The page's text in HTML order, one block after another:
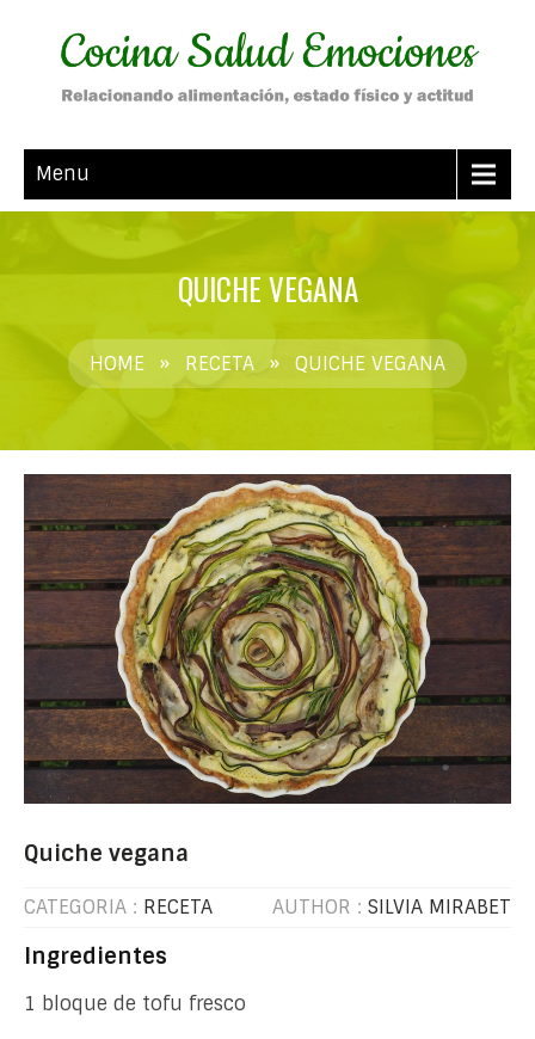
Menu
QUICHE VEGANA
HOME » RECETA » QUICHE VEGANA
Quiche vegana
CATEGORIA : RECETA AUTHOR : SILVIA MIRABET
Ingredientes
1 bloque de tofu fresco